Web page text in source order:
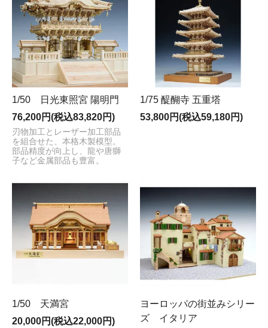
1/50 日光東照宮 陽明門
76,200円(税込83,820円)
刃物加工とレーザー加工部品
を組合せた、本格木製模型。
部品精度が向上し、龍や唐獅
子など金属部品も豊富。
1/75 醍醐寺 五重塔
53,800円(税込59,180円)
1/50 天満宮
20,000円(税込22,000円)
ヨーロッパの街並みシリー
ズ イタリア